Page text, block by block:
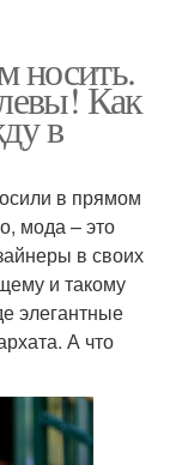
носить.
Как
в
в прямом
мода – это
в своих
и такому
элегантные
А что